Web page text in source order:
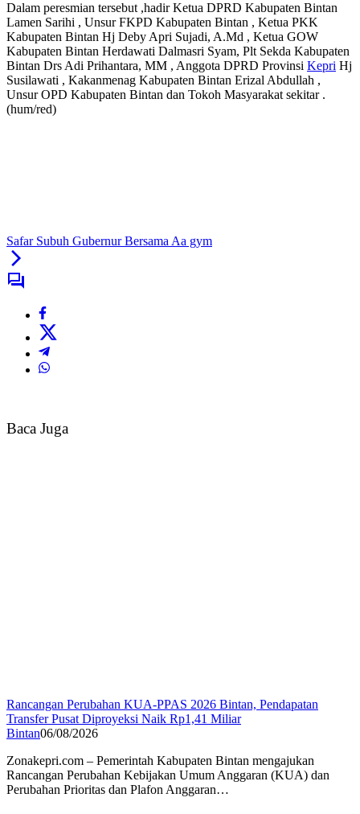
Dalam peresmian tersebut ,hadir Ketua DPRD Kabupaten Bintan
Lamen Sarihi , Unsur FKPD Kabupaten Bintan , Ketua PKK
Kabupaten Bintan Hj Deby Apri Sujadi, A.Md , Ketua GOW
Kabupaten Bintan Herdawati Dalmasri Syam, Plt Sekda Kabupaten
Bintan Drs Adi Prihantara, MM , Anggota DPRD Provinsi Kepri Hj
Susilawati , Kakanmenag Kabupaten Bintan Erizal Abdullah ,
Unsur OPD Kabupaten Bintan dan Tokoh Masyarakat sekitar .
(hum/red)
Safar Subuh Gubernur Bersama Aa gym
Baca Juga
Rancangan Perubahan KUA-PPAS 2026 Bintan, Pendapatan
Transfer Pusat Diproyeksi Naik Rp1,41 Miliar
Bintan06/08/2026
Zonakepri.com – Pemerintah Kabupaten Bintan mengajukan
Rancangan Perubahan Kebijakan Umum Anggaran (KUA) dan
Perubahan Prioritas dan Plafon Anggaran…